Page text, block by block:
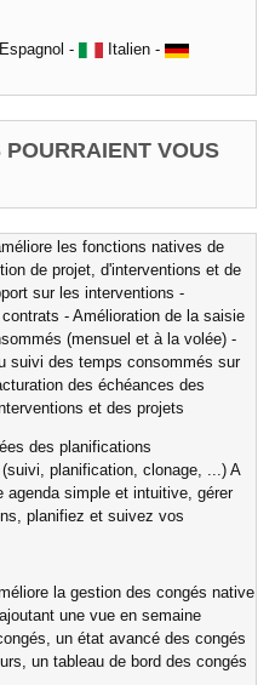
Espagnol -
Italien -
VOUS
les fonctions natives de
de projet, d'interventions et de
sur les interventions -
- Amélioration de la saisie
(mensuel et à la volée) -
suivi des temps consommés sur
des échéances des
et des projets
des planifications
planification, clonage, ...) A
agenda simple et intuitive, gérer
planifiez et suivez vos
la gestion des congés native
une vue en semaine
un état avancé des congés
un tableau de bord des congés